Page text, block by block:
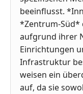
beeinflusst.
*Zentrum-Süd*
aufgrund ihrer
Einrichtungen
Infrastruktur
weisen ein
auf, da sie